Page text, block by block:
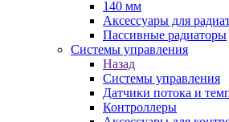
140 мм
Аксессуары для
Пассивные радиаторы
Системы управления
Назад
Системы управления
Датчики потока и
Контроллеры